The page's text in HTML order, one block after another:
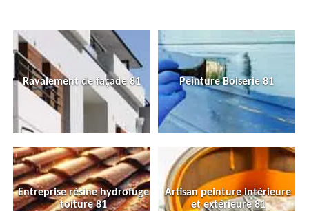
Ravalement de façade 81 Peinture Boiserie 81
Entreprise résine hydrofuge
toiture 81
Artisan peinture intérieure
et extérieure 81